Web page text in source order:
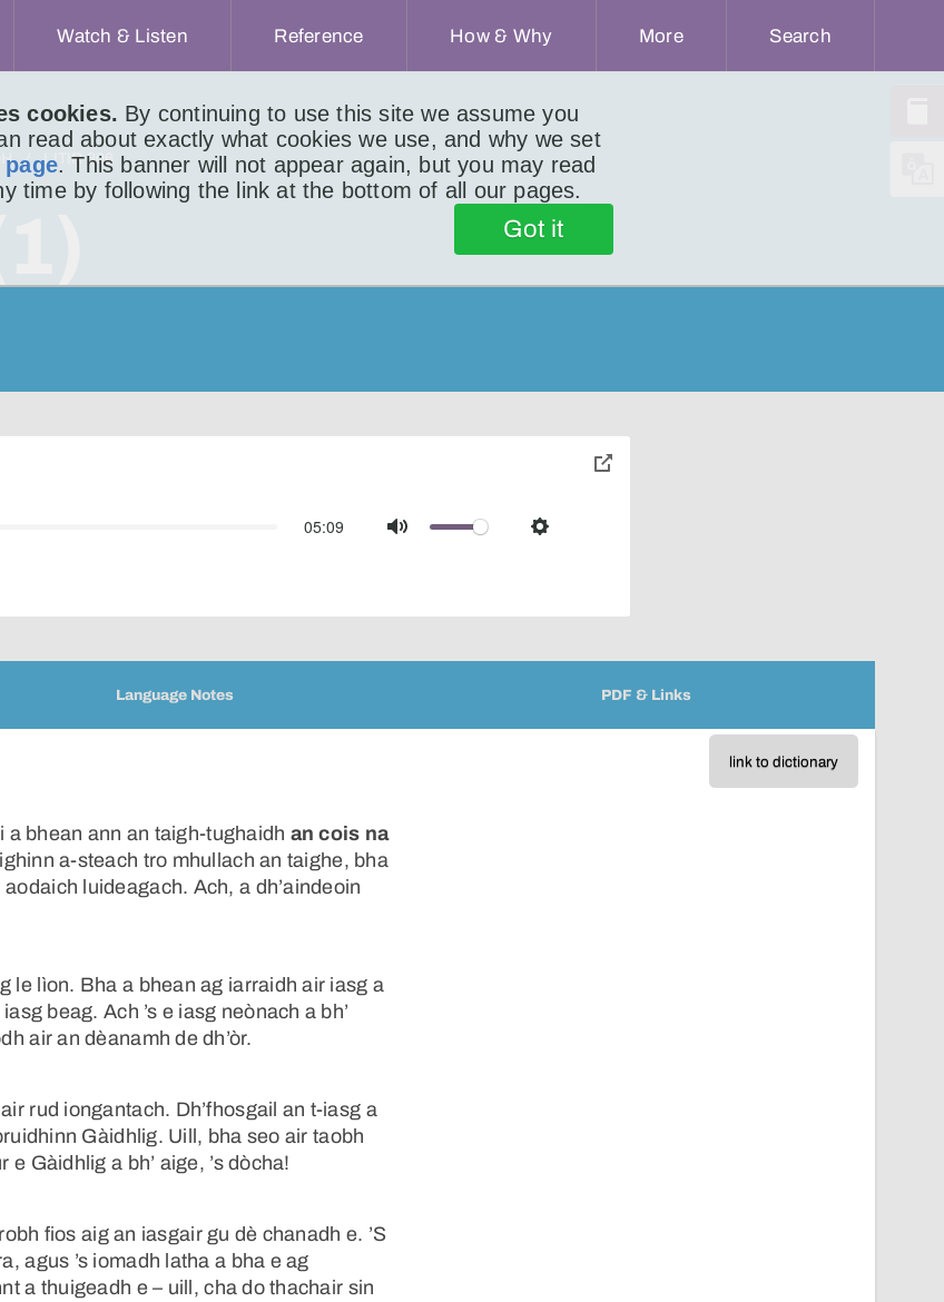
cookies. By continuing to use this site we assume you
read about exactly what cookies we use, and why we set
. This banner will not appear again, but you may read
time by following the link at the bottom of all our pages.
Got it
Watch & Listen Reference How & Why More Search
LITIR 806
05:09
Mute Settings
toggle
Language Notes PDF & Links
link to dictionary
a bhean ann an taigh-tughaidh an cois na
a-steach tro mhullach an taighe, bha
luideagach. Ach, a dh’aindeoin
le lìon. Bha a bhean ag iarraidh air iasg a
beag. Ach ’s e iasg neònach a bh’
air an dèanamh de dh’òr.
rud iongantach. Dh’fhosgail an t-iasg a
Gàidhlig. Uill, bha seo air taobh
Gàidhlig a bh’ aige, ’s dòcha!
fios aig an iasgair gu dè chanadh e. ’S
agus ’s iomadh latha a bha e ag
a thuigeadh e – uill, cha do thachair sin